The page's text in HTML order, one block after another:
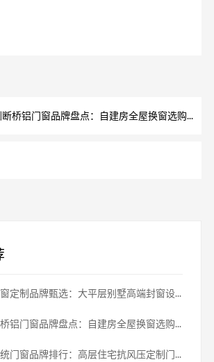
上一篇：2026深圳断桥铝门窗品牌盘点：自建房全屋换窗选购参考
2026深圳门窗定制品牌甄选：大平层别墅高端封窗设计方案
2026深圳断桥铝门窗品牌盘点：自建房全屋换窗选购参考
2026深圳系统门窗品牌排行：高层住宅抗风压定制门窗优选